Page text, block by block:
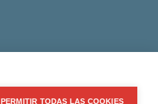
PERMITIR TODAS LAS COOKIES